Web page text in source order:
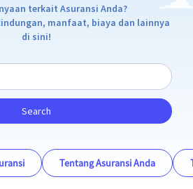
terkait Asuransi Anda?
manfaat, biaya dan lainnya
di sini!
Search
Tentang Asuransi Anda